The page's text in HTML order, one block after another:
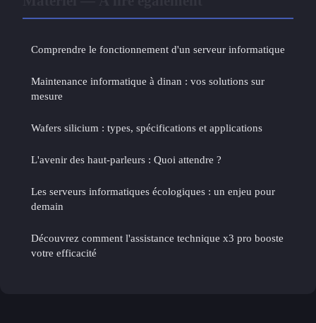
Comprendre le fonctionnement d'un serveur informatique
Maintenance informatique à dinan : vos solutions sur
mesure
Wafers silicium : types, spécifications et applications
L'avenir des haut-parleurs : Quoi attendre ?
Les serveurs informatiques écologiques : un enjeu pour
demain
Découvrez comment l'assistance technique x3 pro booste
votre efficacité